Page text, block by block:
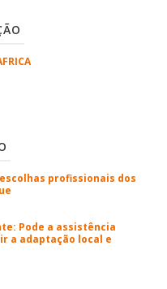
profissionais dos
Pode a assistência
a adaptação local e